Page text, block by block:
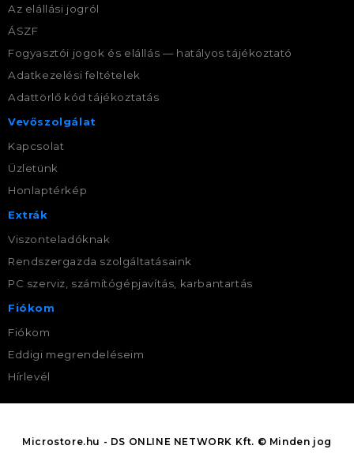
Az elállási jogról
ÁSZF
Fogyasztói jogok és elállás — hatályos tájékoztató
Adatkezelési feltételek
Adattörlő kód tájékoztatás
Vevőszolgálat
Kapcsolat
Üzletünk
Honlaptérkép
Extrák
Viszonteladóknak
Rendszergazda szolgáltatásaink
PC szerviz, számítógépjavítás, karbantartás
Fiókom
Fiókom
Eddigi megrendeléseim
Hírlevél
Microstore.hu - DS ONLINE NETWORK Kft. © Minden jog